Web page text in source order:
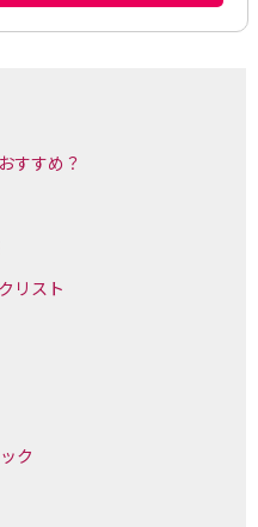
すすめ？
リスト
ク